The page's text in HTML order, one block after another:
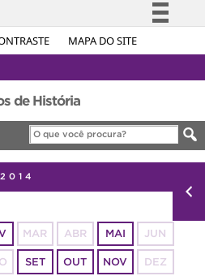
MAPA DO SITE
Simplifique!
Legislação
Canais
de História
MAR ABR MAI JUN
SET OUT NOV DEZ